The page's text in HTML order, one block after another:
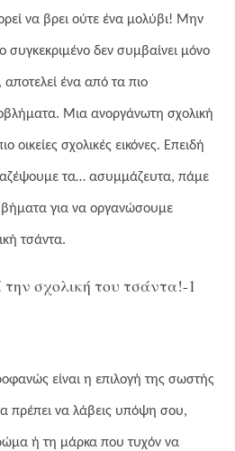
να βρει ούτε ένα μολύβι! Μην
συγκεκριμένο δεν συμβαίνει μόνο
ένα από τα πιο
Μια ανοργάνωτη σχολική
οικείες σχολικές εικόνες. Επειδή
τα… ασυμμάζευτα, πάμε
για να οργανώσουμε
τσάντα.
είναι η επιλογή της σωστής
πρέπει να λάβεις υπόψη σου,
ή τη μάρκα που τυχόν να